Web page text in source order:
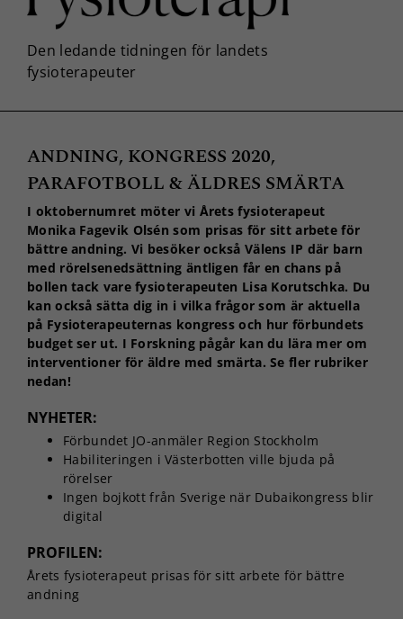
ANDNING, KONGRESS 2020,
PARAFOTBOLL & ÄLDRES SMÄRTA
I oktobernumret möter vi Årets fysioterapeut
Monika Fagevik Olsén som prisas för sitt arbete för
bättre andning. Vi besöker också Välens IP där barn
med rörelsenedsättning äntligen får en chans på
bollen tack vare fysioterapeuten Lisa Korutschka. Du
kan också sätta dig in i vilka frågor som är aktuella
på Fysioterapeuternas kongress och hur förbundets
budget ser ut. I Forskning pågår kan du lära mer om
interventioner för äldre med smärta. Se fler rubriker
nedan!
NYHETER:
Förbundet JO-anmäler Region Stockholm
Habiliteringen i Västerbotten ville bjuda på
rörelser
Ingen bojkott från Sverige när Dubaikongress blir
digital
PROFILEN:
Årets fysioterapeut prisas för sitt arbete för bättre
andning